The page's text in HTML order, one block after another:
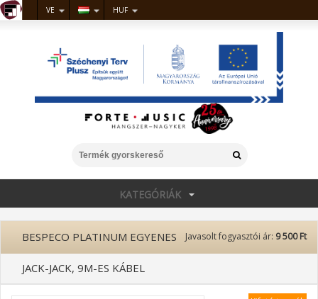
VE HUF
KATEGÓRIÁK
Javasolt fogyasztói ár: 9 500 Ft
BESPECO PLATINUM EGYENES
JACK-JACK, 9M-ES KÁBEL